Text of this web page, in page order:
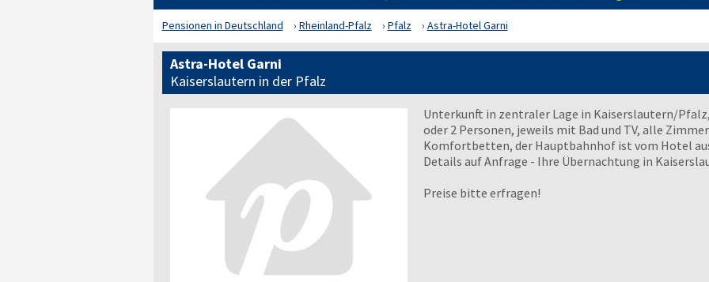
Pensionen in Deutschland Rheinland-Pfalz Pfalz Astra-Hotel Garni
Astra-Hotel Garni
Kaiserslautern in der Pfalz
Unterkunft in zentraler Lage in Kaiserslautern/
oder 2 Personen, jeweils mit Bad und TV, alle
Komfortbetten, der Hauptbahnhof ist vom Hotel
Details auf Anfrage - Ihre Übernachtung in
Preise bitte erfragen!